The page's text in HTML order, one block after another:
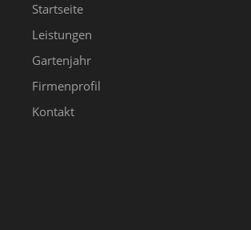
Startseite
Leistungen
Gartenjahr
Firmenprofil
Kontakt